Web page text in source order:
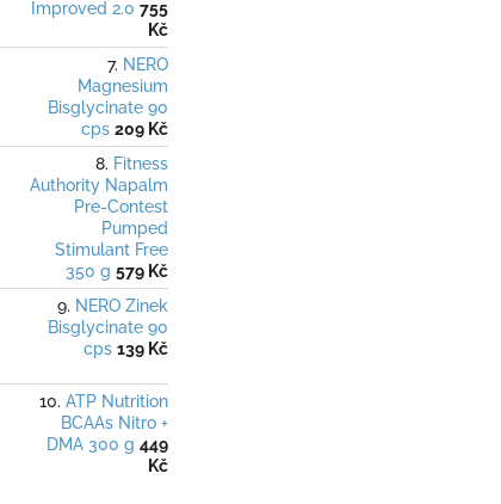
Improved 2.0 755
Kč
NERO
Magnesium
Bisglycinate 90
cps 209 Kč
Fitness
Authority Napalm
Pre-Contest
Pumped
Stimulant Free
350 g 579 Kč
NERO Zinek
Bisglycinate 90
cps 139 Kč
ATP Nutrition
BCAAs Nitro +
DMA 300 g 449
Kč